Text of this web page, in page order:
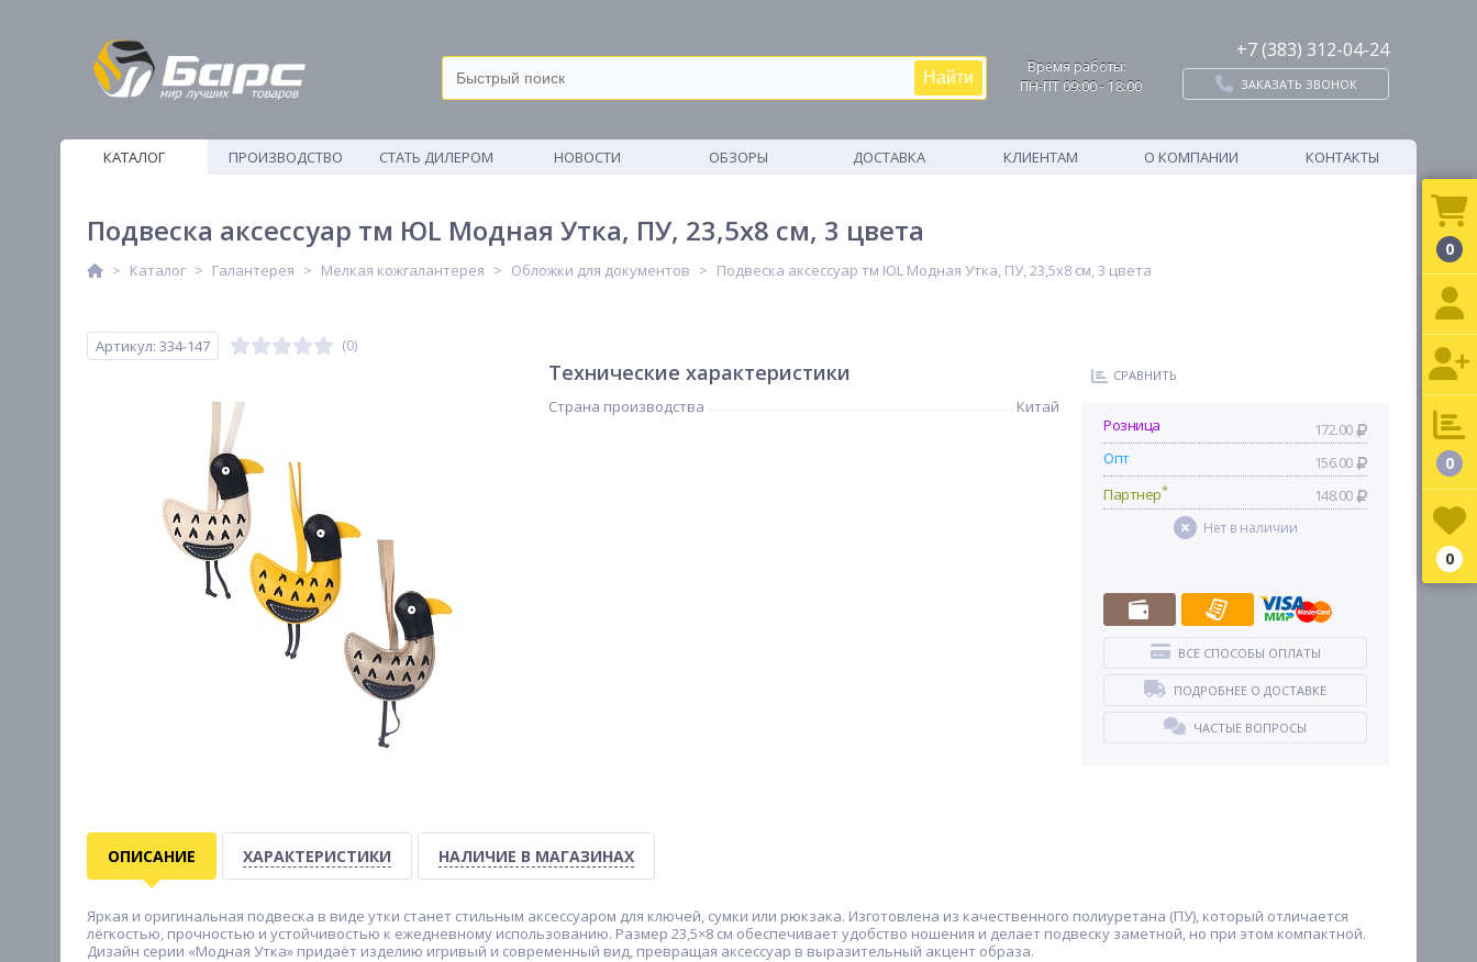
Найти
Время работы:
ПН-ПТ 09:00 - 18:00
+7 (383) 312-04-24
ЗАКАЗАТЬ ЗВОНОК
КАТАЛОГ
ПРОИЗВОДСТВО
СТАТЬ ДИЛЕРОМ НОВОСТИ ОБЗОРЫ ДОСТАВКА КЛИЕНТАМ О КОМПАНИИ КОНТАКТЫ
Подвеска аксессуар тм ЮL Модная Утка, ПУ, 23,5х8 см, 3 цвета
Каталог Галантерея Мелкая кожгалантерея Обложки для документов Подвеска аксессуар тм ЮL Модная Утка, ПУ, 23,5х8 см, 3 цвета
Артикул: 334-147 (0)
Технические характеристики
Страна производства Китай
СРАВНИТЬ
Розница
172.00
Опт
156.00
Партнер* 148.00
Нет в наличии
ВСЕ СПОСОБЫ ОПЛАТЫ
ПОДРОБНЕЕ О ДОСТАВКЕ
ЧАСТЫЕ ВОПРОСЫ
ОПИСАНИЕ ХАРАКТЕРИСТИКИ НАЛИЧИЕ В МАГАЗИНАХ
Яркая и оригинальная подвеска в виде утки станет стильным аксессуаром для ключей, сумки или рюкзака. Изготовлена из качественного полиуретана (ПУ), который отличается
лёгкостью, прочностью и устойчивостью к ежедневному использованию. Размер 23,5×8 см обеспечивает удобство ношения и делает подвеску заметной, но при этом компактной.
Дизайн серии «Модная Утка» придаёт изделию игривый и современный вид, превращая аксессуар в выразительный акцент образа.
0
0
0